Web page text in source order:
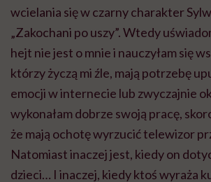
wcielania się w czarny charakter
„Zakochani po uszy”. Wtedy
hejt nie jest o mnie i nauczyłam się
którzy życzą mi źle, mają potrzebę
emocji w internecie lub zwyczajnie
wykonałam dobrze swoją pracę,
że mają ochotę wyrzucić telewizor
Natomiast inaczej jest, kiedy on
dzieci… I inaczej, kiedy ktoś wyraża